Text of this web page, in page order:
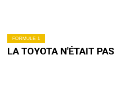
FORMULE 1
LA TOYOTA N'ÉTAIT